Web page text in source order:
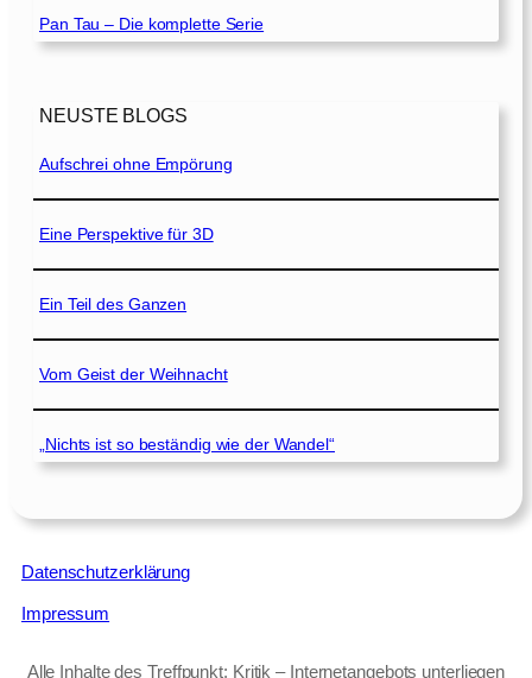
Pan Tau – Die komplette Serie
NEUSTE BLOGS
Aufschrei ohne Empörung
Eine Perspektive für 3D
Ein Teil des Ganzen
Vom Geist der Weihnacht
„Nichts ist so beständig wie der Wandel“
Datenschutzerklärung
Impressum
Alle Inhalte des Treffpunkt: Kritik – Internetangebots unterliegen